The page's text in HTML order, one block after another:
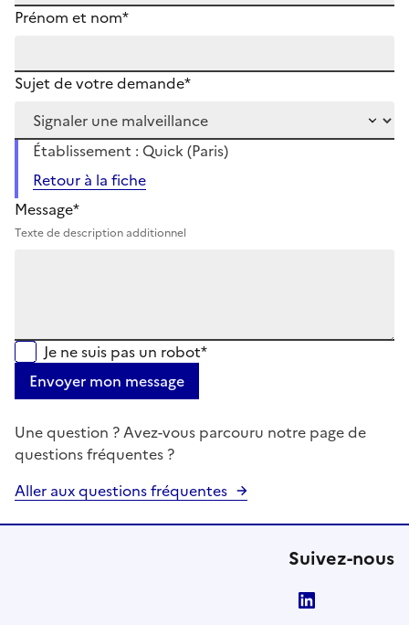
Prénom et nom*
Sujet de votre demande*
Établissement : Quick (Paris)
Retour à la fiche
Message*
Texte de description additionnel
Je ne suis pas un robot*
Envoyer mon message
Une question ? Avez-vous parcouru notre page de
questions fréquentes ?
Aller aux questions fréquentes
Suivez-nous